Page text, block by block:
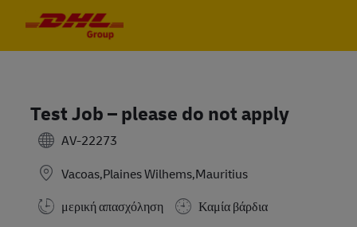
Test Job – please do not apply
AV-22273
Vacoas,Plaines Wilhems,Mauritius
μερική απασχόληση
Καμία βάρδια